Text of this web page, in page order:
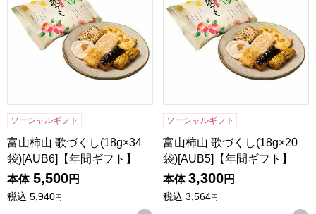
ソーシャルギフト
富山柿山 歌づくし(18g×34
袋)[AUB6]【年間ギフト】
本体 5,500円
税込 5,940円
ソーシャルギフト
富山柿山 歌づくし(18g×20
袋)[AUB5]【年間ギフト】
本体 3,300円
税込 3,564円